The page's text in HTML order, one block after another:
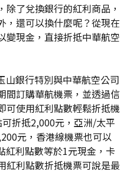
了兌換銀行的紅利商品，
，還可以換什麼呢？從現在
變現金，直接折抵中華航空
山銀行特別與中華航空公司
間訂購華航機票，並透過信
可使用紅利點數輕鬆折抵機
折抵2,000元，亞洲/太平
元，香港線機票也可以
紅利點數等於1元現金，卡
紅利點數折抵機票可說是最